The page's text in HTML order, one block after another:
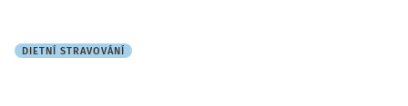
DIETNÍ STRAVOVÁNÍ